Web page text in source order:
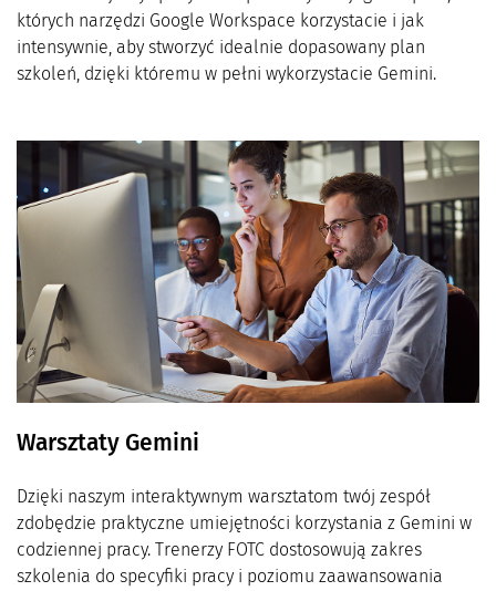
których narzędzi Google Workspace korzystacie i jak
intensywnie, aby stworzyć idealnie dopasowany plan
szkoleń, dzięki któremu w pełni wykorzystacie Gemini.
Warsztaty Gemini
Dzięki naszym interaktywnym warsztatom twój zespół
zdobędzie praktyczne umiejętności korzystania z Gemini w
codziennej pracy. Trenerzy FOTC dostosowują zakres
szkolenia do specyfiki pracy i poziomu zaawansowania